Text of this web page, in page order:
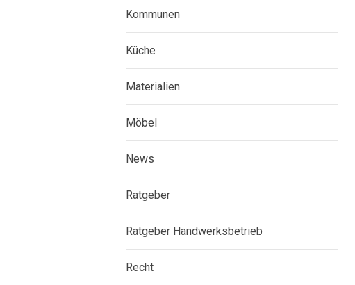
Kommunen
Küche
Materialien
Möbel
News
Ratgeber
Ratgeber Handwerksbetrieb
Recht